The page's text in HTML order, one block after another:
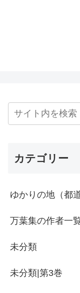
カテゴリー
ゆかりの地（都
万葉集の作者一
未分類
未分類|第3巻